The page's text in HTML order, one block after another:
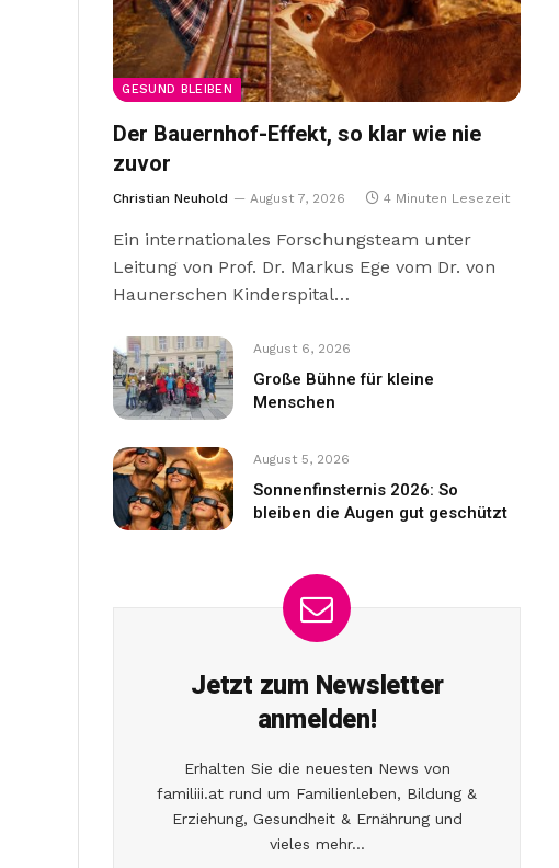
GESUND BLEIBEN
Der Bauernhof-Effekt, so klar wie nie
zuvor
Christian Neuhold August 7, 2026 4 Minuten Lesezeit
Ein internationales Forschungsteam unter
Leitung von Prof. Dr. Markus Ege vom Dr. von
Haunerschen Kinderspital…
August 6, 2026
Große Bühne für kleine
Menschen
August 5, 2026
Sonnenfinsternis 2026: So
bleiben die Augen gut geschützt
Jetzt zum Newsletter
anmelden!
Erhalten Sie die neuesten News von
familiii.at rund um Familienleben, Bildung &
Erziehung, Gesundheit & Ernährung und
vieles mehr...